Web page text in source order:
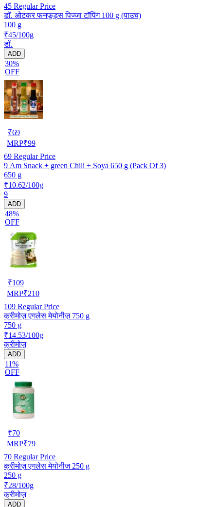
45 Regular Price
डॉ. ओटकर फनफूड्स पिज्जा टॉपिंग 100 g (पाउच)
100 g
₹45/100g
डॉ.
ADD
30%
OFF
₹69
MRP₹99
69 Regular Price
9 Am Snack + green Chili + Soya 650 g (Pack Of 3)
650 g
₹10.62/100g
9
ADD
48%
OFF
₹109
MRP₹210
109 Regular Price
क्रीमोज़ एगलेस मेयोनीज़ 750 g
750 g
₹14.53/100g
क्रीमोज़
ADD
11%
OFF
₹70
MRP₹79
70 Regular Price
क्रीमोज़ एगलेस मेयोनीज 250 g
250 g
₹28/100g
क्रीमोज़
ADD